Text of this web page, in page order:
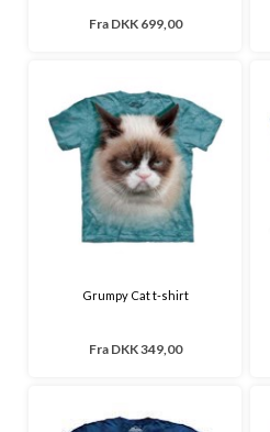
Fra DKK 699,00
Grumpy Cat t-shirt
Fra DKK 349,00